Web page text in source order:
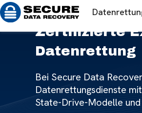
Zertifizierte
Datenrettung
Bei Secure Data
Datenrettungsdienste
State-Drive-Modelle